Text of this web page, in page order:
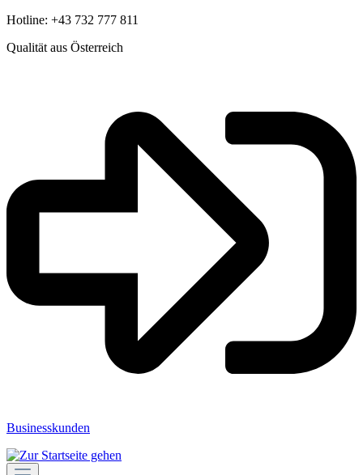
Hotline: +43 732 777 811
Qualität aus Österreich
Businesskunden